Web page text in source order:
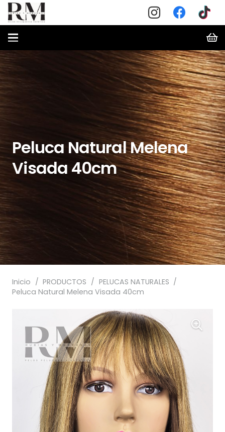
Peluca Natural Melena
Visada 40cm
Inicio / PRODUCTOS / PELUCAS NATURALES /
Peluca Natural Melena Visada 40cm